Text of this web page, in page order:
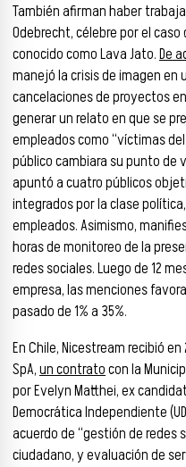
También afirman haber
Odebrecht, célebre por el
conocido como Lava Jato.De
manejó la crisis de imagen
cancelaciones de proyectos
generar un relato en que se
empleados como “víctimas
público cambiara su punto de
apuntó a cuatro públicos
integrados por la clase
empleados. Asimismo,
horas de monitoreo de la
redes sociales. Luego de 12
empresa, las menciones
pasado de 1% a 35%.
En Chile, Nicestream recibió en
SpA,un contratocon la
por Evelyn Matthei, ex
Democrática Independiente
acuerdo de “gestión de redes
ciudadano, y evaluación de